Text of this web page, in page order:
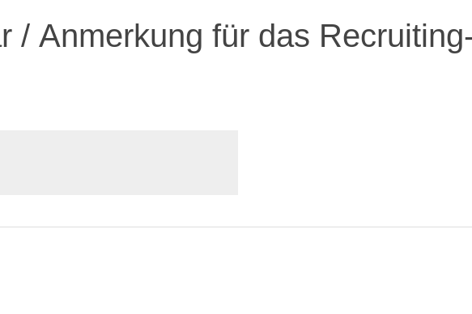
/ Anmerkung für das